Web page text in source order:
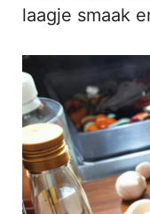
laagje smaak